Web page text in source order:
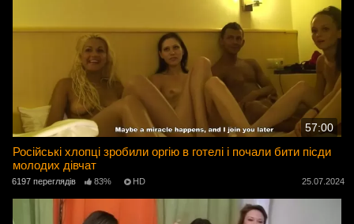
57:00
Російські хлопці зробили оргію в готелі і почали бити пісди
молодих дівчат
6197 переглядів 83% HD 25.07.2024